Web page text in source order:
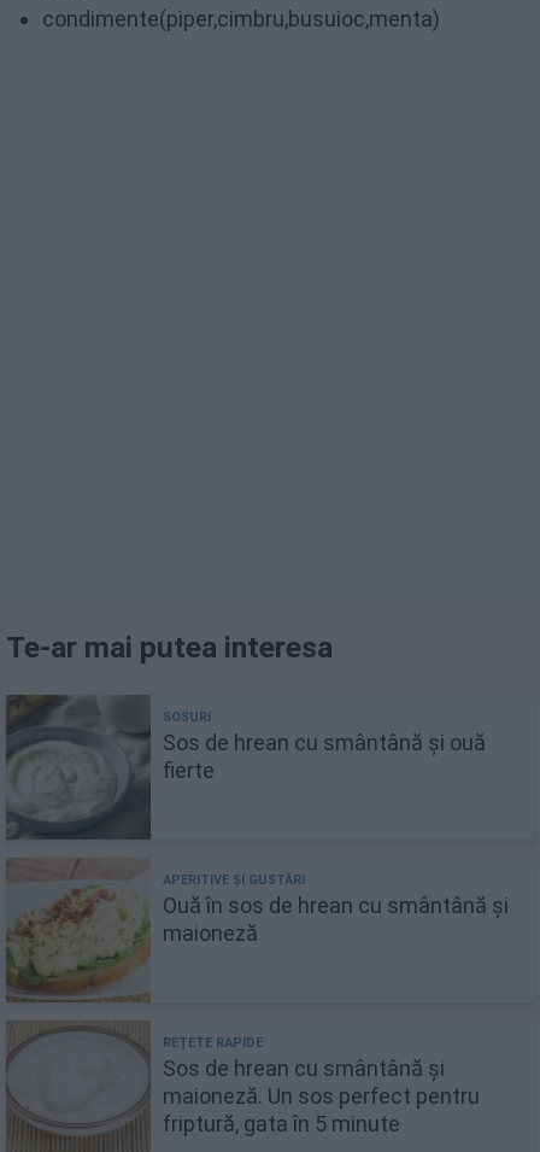
condimente(piper,cimbru,busuioc,menta)
Te-ar mai putea interesa
Sos de hrean cu smântână și ouă
fierte
Ouă în sos de hrean cu smântână și
maioneză
Sos de hrean cu smântână și
maioneză. Un sos perfect pentru
friptură, gata în 5 minute